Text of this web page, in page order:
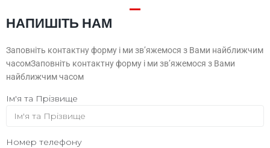
НАПИШІТЬ НАМ
Заповніть контактну форму і ми зв’яжемося з Вами найближчим
часомЗаповніть контактну форму і ми зв’яжемося з Вами
найближчим часом
Ім'я та Прізвище
Номер телефону